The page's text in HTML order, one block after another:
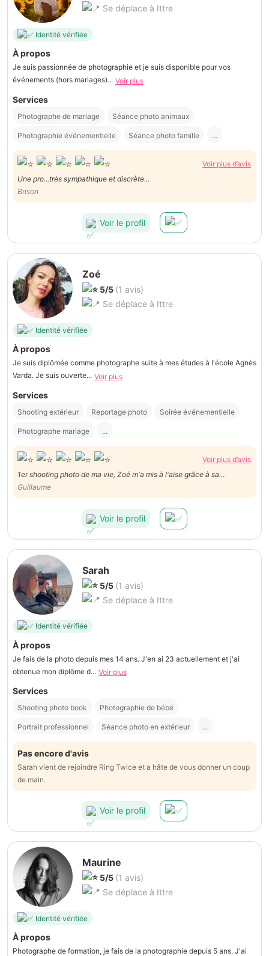
Se déplace à Ittre
Identité vérifiée
À propos
Je suis passionnée de photographie et je suis disponible pour vos
événements (hors mariages)... Voir plus
Services
Photographe de mariage Séance photo animaux
Photographie événementielle Séance photo famille ...
Voir plus d’avis
Une pro...très sympathique et discrète...
Brison
Voir le profil
Zoé
5/5 (1 avis)
Se déplace à Ittre
Identité vérifiée
À propos
Je suis diplômée comme photographe suite à mes études à l'école Agnès
Varda. Je suis ouverte... Voir plus
Services
Shooting extérieur Reportage photo Soirée événementielle
Photographe mariage ...
Voir plus d’avis
1er shooting photo de ma vie, Zoé m'a mis à l'aise grâce à sa
personnalité calme, bienveillante et gentille. Ses conseils et idées
créatives m'ont aussi permis d'avoir une multitude de photos de
qualité, de différents genres d'autant plus. MERCI :)
Guillaume
Voir le profil
Sarah
5/5 (1 avis)
Se déplace à Ittre
Identité vérifiée
À propos
Je fais de la photo depuis mes 14 ans. J'en ai 23 actuellement et j'ai
obtenue mon diplôme d... Voir plus
Services
Shooting photo book Photographie de bébé
Portrait professionnel Séance photo en extérieur ...
Pas encore d'avis
Sarah vient de rejoindre Ring Twice et a hâte de vous donner un coup
de main.
Voir le profil
Maurine
5/5 (1 avis)
Se déplace à Ittre
Identité vérifiée
À propos
Photographe de formation, je fais de la photographie depuis 5 ans. J'ai